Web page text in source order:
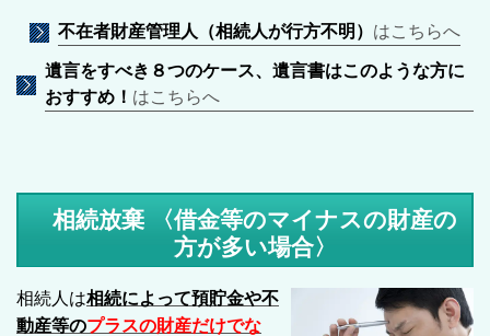
不在者財産管理人（相続人が行方不明） はこちらへ
遺言をすべき８つのケース、遺言書はこのような方に
おすすめ！ はこちらへ
相続放棄 〈借金等のマイナスの財産の
方が多い場合〉
相続人は相続によって預貯金や不
動産等のプラスの財産だけでな